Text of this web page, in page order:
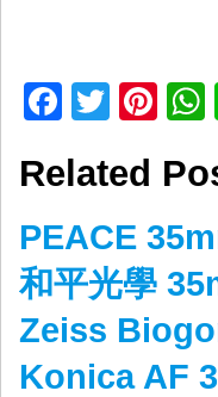
Related
PEACE
和平光學
Zeiss
Konica AF